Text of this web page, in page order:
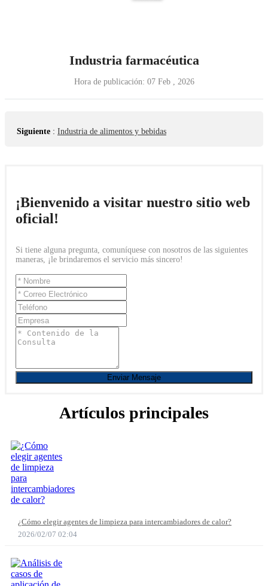
Industria farmacéutica
Hora de publicación: 07 Feb , 2026
Siguiente : Industria de alimentos y bebidas
¡Bienvenido a visitar nuestro sitio web
oficial!
Si tiene alguna pregunta, comuníquese con nosotros de las siguientes
maneras, ¡le brindaremos el servicio más sincero!
Enviar Mensaje
Artículos principales
¿Cómo elegir agentes de limpieza para intercambiadores de calor?
2026/02/07 02:04